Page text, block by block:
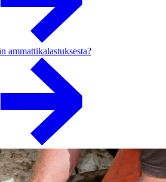
ammattikalastuksesta?